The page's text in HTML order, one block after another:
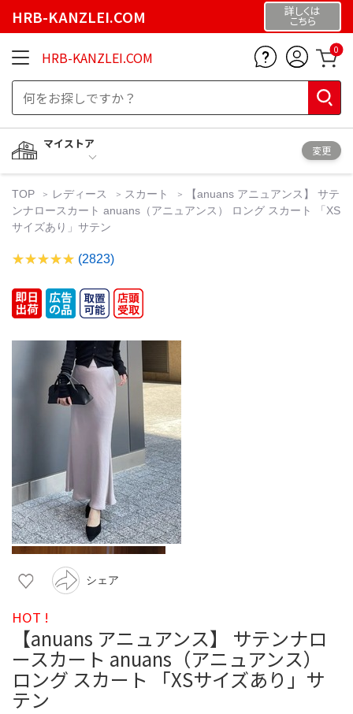
HRB-KANZLEI.COM 詳しくは
こちら
HRB-KANZLEI.COM 0
マイストア
変更
TOP レディース スカート
【anuans アニュアンス】 サテ
ンナロースカート anuans（アニュアンス） ロング スカート 「XS
サイズあり」サテン
(2823)
シェア
HOT !
【anuans アニュアンス】 サテンナロ
ースカート anuans（アニュアンス）
ロング スカート 「XSサイズあり」サ
テン